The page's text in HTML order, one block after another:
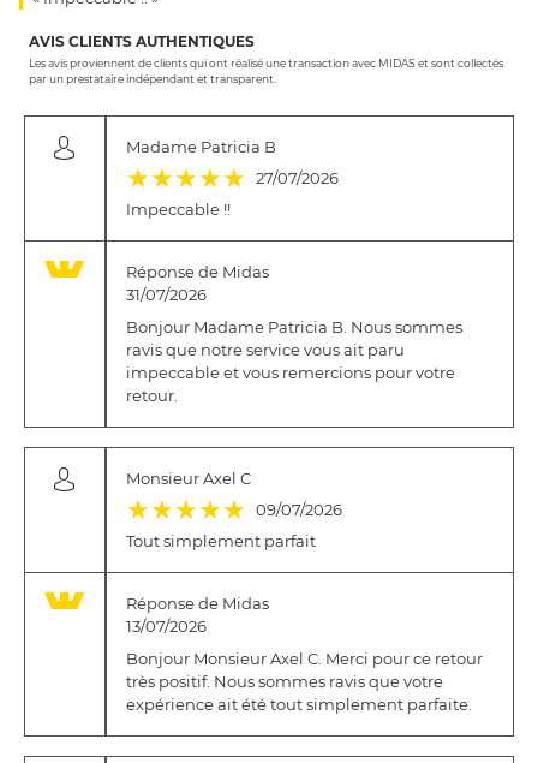
AVIS CLIENTS AUTHENTIQUES
Les avis proviennent de clients qui ont réalisé une transaction avec MIDAS et sont collectés
par un prestataire indépendant et transparent.
Madame Patricia B
(*)
★ (*)
★ (*)
★ (*)
★ (*)
★
27/07/2026
Impeccable !!
Réponse de Midas
31/07/2026
Bonjour Madame Patricia B. Nous sommes
ravis que notre service vous ait paru
impeccable et vous remercions pour votre
retour.
Monsieur Axel C
(*)
★ (*)
★ (*)
★ (*)
★ (*)
★
09/07/2026
Tout simplement parfait
Réponse de Midas
13/07/2026
Bonjour Monsieur Axel C. Merci pour ce retour
très positif. Nous sommes ravis que votre
expérience ait été tout simplement parfaite.